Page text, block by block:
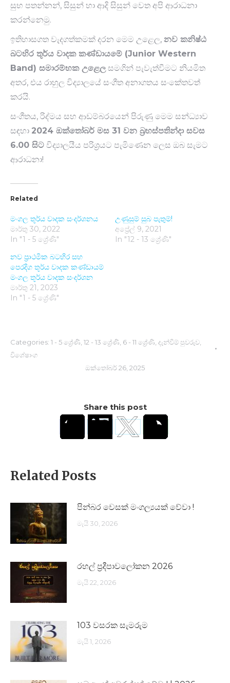
සුභ පතන්නන්, සිසුන් හා ආදි සිසුන් වෙත අපි ආරාධනා
කරන්නෙමු.
ඉතිහාසගත වැදගත්කමක් දරන මෙම උළෙල, නව කනිෂ්ඨ
බටහිර තූර්ය වාදකකණ්ඩායමේ (Junior Western
Band) සමාරම්භක උළෙලසමගින් පැවැත්වීමට නියමිත
අතර, එය රාහුල විද්‍යාලයේ සංගීත අනාගතය සංකේතවත්
කරයි.
සංගීතය, රිද්මය සහ ආඩම්බරයෙන් පිරුණු මෙම සන්ධ්‍යාව
සඳහා 2024 ඔක්තෝබර් මස 31 වන බ්‍රහස්පතින්දා සවස
6.00 සිට විද්‍යාලයීය පරිශ්‍රයට පැමිණෙන ලෙස ඔබ සැමට
ආරාධනා!
Related
මංගල තූර්ය වාදක සංදර්ශනය
මාර්තු 30, 2022
In "1 - 5 ශ්‍රේණි"
උණුසුම් සුබ පැතුම්!
අප්‍රේල් 9, 2021
In "12 - 13 ශ්‍රේණි"
නව ප්‍රාථමික බටහිර සහ
පෙරදිග තූර්ය වාදක කණ්ඩායම්
මංගල තූර්ය වාදක සංදර්ශන
මාර්තු 21, 2023
In "1 - 5 ශ්‍රේණි"
Categories: 1 - 5 ශ්‍රේණි 12 - 13 ශ්‍රේණි 6 - 11 ශ්‍රේණි දැන්වීම් පුවරුව
විශේෂාංග
ඔක්තෝබර් 26, 2025
Share this post
Related Posts
පින්බර වෙසක් මංගල්‍යයක් වේවා !
මැයි 30, 2026
රහල් ප්‍රදීපාවලෝකන 2026
මැයි 22, 2026
103 වසරක සැමරුම
මැයි 1, 2026